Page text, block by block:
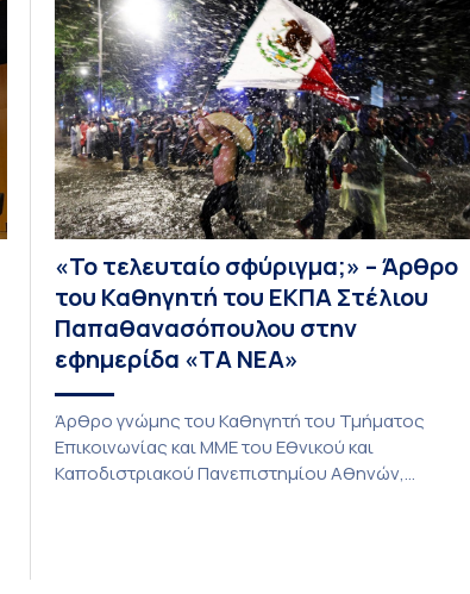
«Το τελευταίο σφύριγμα;» – Άρθρο
του Καθηγητή του ΕΚΠΑ Στέλιου
Παπαθανασόπουλου στην
εφημερίδα «ΤΑ ΝΕΑ»
Άρθρο γνώμης του Καθηγητή του Τμήματος
Επικοινωνίας και ΜΜΕ του Εθνικού και
Καποδιστριακού Πανεπιστημίου Αθηνών,